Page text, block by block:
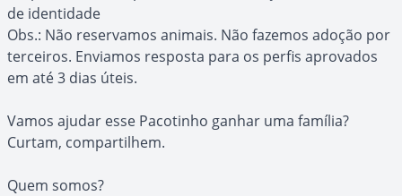
de identidade
Obs.: Não reservamos animais. Não fazemos adoção por
terceiros. Enviamos resposta para os perfis aprovados
em até 3 dias úteis.
Vamos ajudar esse Pacotinho ganhar uma família?
Curtam, compartilhem.
Quem somos?